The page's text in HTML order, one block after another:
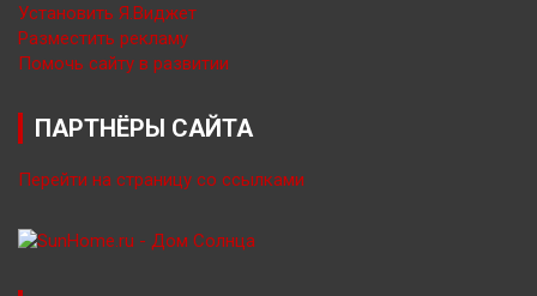
Установить Я.Виджет
Разместить рекламу
Помочь сайту в развитии
ПАРТНЁРЫ САЙТА
Перейти на страницу со ссылками